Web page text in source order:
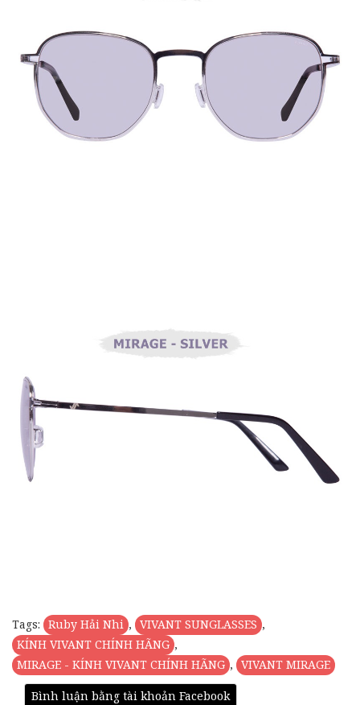
Tags: Ruby Hải Nhi , VIVANT SUNGLASSES ,
KÍNH VIVANT CHÍNH HÃNG ,
MIRAGE - KÍNH VIVANT CHÍNH HÃNG , VIVANT MIRAGE
Bình luận bằng tài khoản Facebook